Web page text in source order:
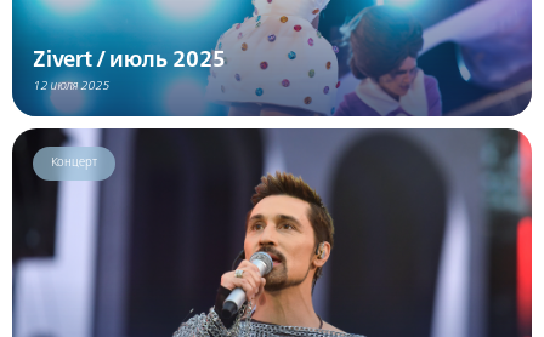
Zivert / июль 2025
12 июля 2025
Концерт